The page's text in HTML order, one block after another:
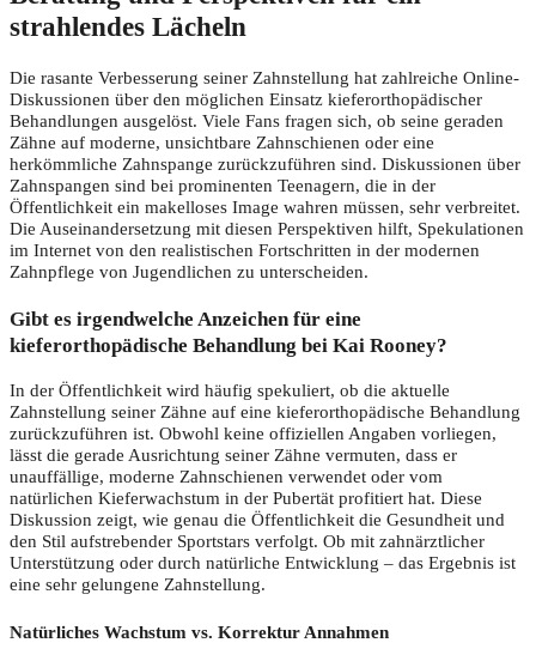
strahlendes Lächeln
Die rasante Verbesserung seiner Zahnstellung hat zahlreiche Online-
Diskussionen über den möglichen Einsatz kieferorthopädischer
Behandlungen ausgelöst. Viele Fans fragen sich, ob seine geraden
Zähne auf moderne, unsichtbare Zahnschienen oder eine
herkömmliche Zahnspange zurückzuführen sind. Diskussionen über
Zahnspangen sind bei prominenten Teenagern, die in der
Öffentlichkeit ein makelloses Image wahren müssen, sehr verbreitet.
Die Auseinandersetzung mit diesen Perspektiven hilft, Spekulationen
im Internet von den realistischen Fortschritten in der modernen
Zahnpflege von Jugendlichen zu unterscheiden.
Gibt es irgendwelche Anzeichen für eine
kieferorthopädische Behandlung bei Kai Rooney?
In der Öffentlichkeit wird häufig spekuliert, ob die aktuelle
Zahnstellung seiner Zähne auf eine kieferorthopädische Behandlung
zurückzuführen ist. Obwohl keine offiziellen Angaben vorliegen,
lässt die gerade Ausrichtung seiner Zähne vermuten, dass er
unauffällige, moderne Zahnschienen verwendet oder vom
natürlichen Kieferwachstum in der Pubertät profitiert hat. Diese
Diskussion zeigt, wie genau die Öffentlichkeit die Gesundheit und
den Stil aufstrebender Sportstars verfolgt. Ob mit zahnärztlicher
Unterstützung oder durch natürliche Entwicklung – das Ergebnis ist
eine sehr gelungene Zahnstellung.
Natürliches Wachstum vs. Korrektur Annahmen